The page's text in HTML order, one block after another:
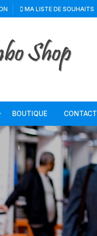
MA LISTE DE SOUHAITS
Hommes
Homme
BOUTIQUE CONTACT